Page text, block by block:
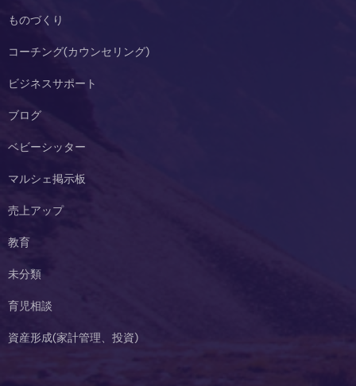
ものづくり
コーチング(カウンセリング)
ビジネスサポート
ブログ
ベビーシッター
マルシェ掲示板
売上アップ
教育
未分類
育児相談
資産形成(家計管理、投資)